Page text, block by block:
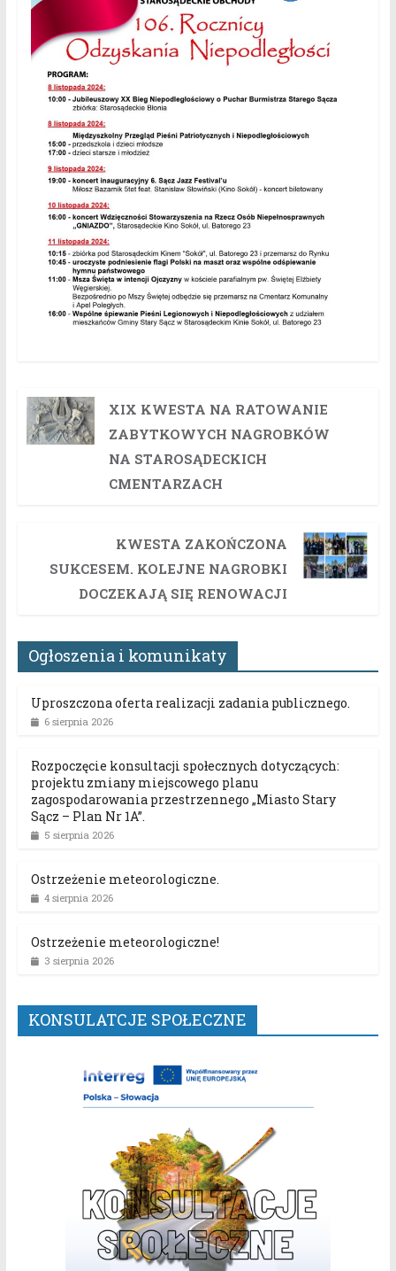
XIX KWESTA NA RATOWANIE
ZABYTKOWYCH NAGROBKÓW
NA STAROSĄDECKICH
CMENTARZACH
KWESTA ZAKOŃCZONA
SUKCESEM. KOLEJNE NAGROBKI
DOCZEKAJĄ SIĘ RENOWACJI
Ogłoszenia i komunikaty
Uproszczona oferta realizacji zadania publicznego.
6 sierpnia 2026
Rozpoczęcie konsultacji społecznych dotyczących:
projektu zmiany miejscowego planu
zagospodarowania przestrzennego „Miasto Stary
Sącz – Plan Nr 1A”.
5 sierpnia 2026
Ostrzeżenie meteorologiczne.
4 sierpnia 2026
Ostrzeżenie meteorologiczne!
3 sierpnia 2026
KONSULATCJE SPOŁECZNE